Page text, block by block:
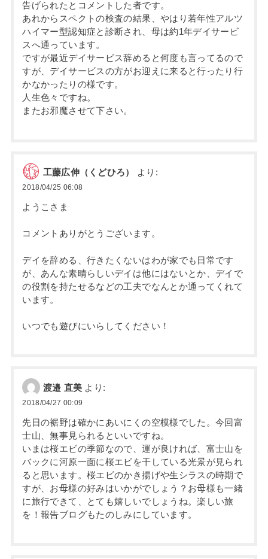
告げられたとコメントした者です。
あれからスペクトの検査の結果、やはり若年性アルツ
ハイマー型認知症と診断され、母は約1年デイサービ
スへ通っています。
ですが最近デイサービス辞めると何度も言ってるので
すが、デイサービスの方がお迎えに来ると行ったり行
かなかったりの様です。
人生色々ですね。
またお邪魔させて下さい。
工藤広伸（くどひろ） より:
2018/04/25 06:08
ようこさま
コメントありがとうございます。
デイを辞める、行きたくないはわが家でも日常です
が、あんな素晴らしいデイは他にはないとか、デイで
の役割を持たせるなどの工夫でなんとか通ってくれて
います。
いつでも遊びにいらしてください！
渡邉 直美 より:
2018/04/27 00:09
先日の裾野は確かにあいにくの空模様でした。今回富
士山、無事見られるといいですね。
いまは桜エビの季節なので、運が良ければ、富士山を
バックに河原一面に桜エビを干している光景が見られ
ると思います。桜エビのかき揚げや生シラスの時期で
すが、お母様の好みはいかがでしょう？お母様も一緒
に旅行できて、とても嬉しいでしょうね。楽しい旅
を！報告ブログもたのしみにしています。